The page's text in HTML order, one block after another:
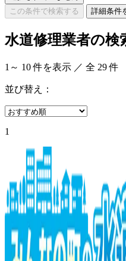
この条件で検索する
詳細条件
水道修理業者の検
1 ～ 10 件を表示 ／ 全 29件
並び替え：
1